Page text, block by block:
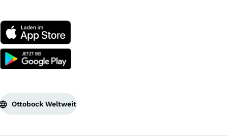
Ottobock Weltweit